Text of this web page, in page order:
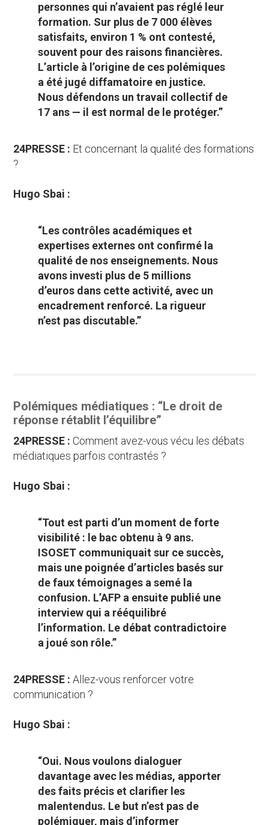
personnes qui n’avaient pas réglé leur
formation. Sur plus de 7 000 élèves
satisfaits, environ 1 % ont contesté,
souvent pour des raisons financières.
L’article à l’origine de ces polémiques
a été jugé diffamatoire en justice.
Nous défendons un travail collectif de
17 ans — il est normal de le protéger.”
24PRESSE : Et concernant la qualité des formations
?
Hugo Sbai :
“Les contrôles académiques et
expertises externes ont confirmé la
qualité de nos enseignements. Nous
avons investi plus de 5 millions
d’euros dans cette activité, avec un
encadrement renforcé. La rigueur
n’est pas discutable.”
Polémiques médiatiques : “Le droit de
réponse rétablit l’équilibre”
24PRESSE : Comment avez-vous vécu les débats
médiatiques parfois contrastés ?
Hugo Sbai :
“Tout est parti d’un moment de forte
visibilité : le bac obtenu à 9 ans.
ISOSET communiquait sur ce succès,
mais une poignée d’articles basés sur
de faux témoignages a semé la
confusion. L’AFP a ensuite publié une
interview qui a rééquilibré
l’information. Le débat contradictoire
a joué son rôle.”
24PRESSE : Allez-vous renforcer votre
communication ?
Hugo Sbai :
“Oui. Nous voulons dialoguer
davantage avec les médias, apporter
des faits précis et clarifier les
malentendus. Le but n’est pas de
polémiquer, mais d’informer